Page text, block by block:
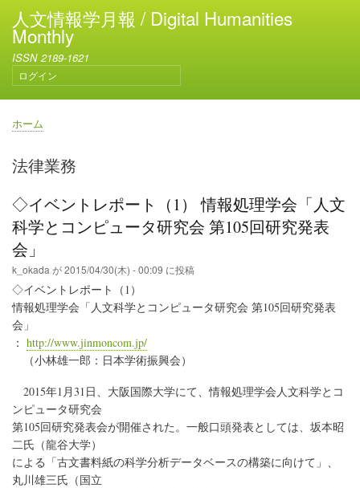
メ
イ
コ
テ
人文情報学月報 / Digital Humanities
Monthly
ISSN 2189-1621
ユ
ー
ザ
ー
カ
ン
ト
メ
ニ
ュ
ー
ログイン
パ
く
ホーム
法律業務
◇イベントレポート（1） 情報処理学会「人文
科学とコンピュータ研究会 第105回研究発表
会」
k_okada が2015/04/30(木) - 00:09 に投稿
◇イベントレポート（1）
情報処理学会「人文科学とコンピュータ研究会 第105回研究発表
会」
： http://www.jinmoncom.jp/
（小林雄一郎：日本学術振興会）
2015年1月31日、大阪国際大学にて、情報処理学会人文科学とコ
ンピュータ研究会
第105回研究発表会が開催された。一般口頭発表としては、坂本昭
二氏（龍谷大学）
による「古文書料紙の科学分析データベースの構築に向けて」、
丸川雄三氏（国立